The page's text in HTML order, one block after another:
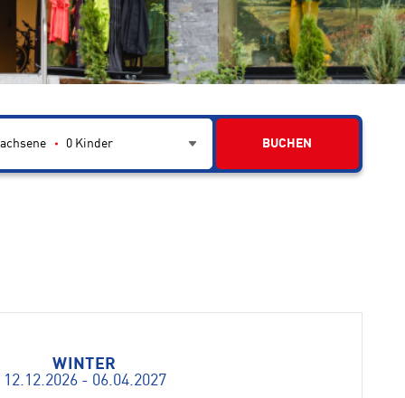
0 Kinder BUCHEN
WINTER
12.12.2026 - 06.04.2027